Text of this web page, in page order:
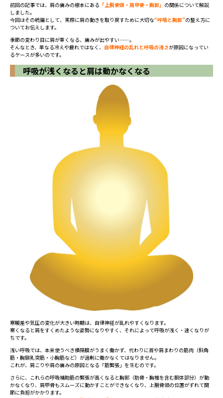
前回の記事では、肩の痛みの根本にある 「上腕骨頭・肩甲骨・胸郭」 の関係について解説
しました。
今回はその続編として、実際に肩の動きを取り戻すために大切な“呼吸と胸郭”の整え方に
ついてお伝えします。
季節の変わり目に肩が重くなる、痛みが出やすい——。
そんなとき、単なる冷えや疲れではなく、 自律神経の乱れと呼吸の浅さが原因になってい
るケースが多いのです。
呼吸が浅くなると肩は動かなくなる
寒暖差や気圧の変化が大きい時期は、自律神経が乱れやすくなります。
寒くなると肩をすくめたような姿勢になりやすく、それによって呼吸が浅く・速くなりが
ちです。
浅い呼吸では、本来使うべき横隔膜がうまく働かず、代わりに首や肩まわりの筋肉（斜角
筋・胸鎖乳突筋・小胸筋など）が過剰に働かなくてはなりません。
これが、肩こりや肩の痛みの原因となる「筋緊張」を生むのです。
さらに、これらの呼吸補助筋の緊張が高くなると胸郭（肋骨・胸椎を含む胴体部分）が動
かなくなり、肩甲骨もスムーズに動かすことができなくなり、上腕骨頭の位置がずれて関
節に負担がかかります。